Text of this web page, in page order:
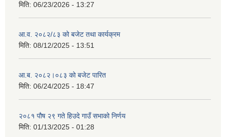
मिति: 06/23/2026 - 13:27
आ.व. २०८२/८३ को बजेट तथा कार्यक्रम
मिति: 08/12/2025 - 13:51
आ.ब. २०८२।०८३ को बजेट पारित
मिति: 06/24/2025 - 18:47
२०८१ पौष २९ गते हिउदे गाउँ सभाको निर्णय
मिति: 01/13/2025 - 01:28